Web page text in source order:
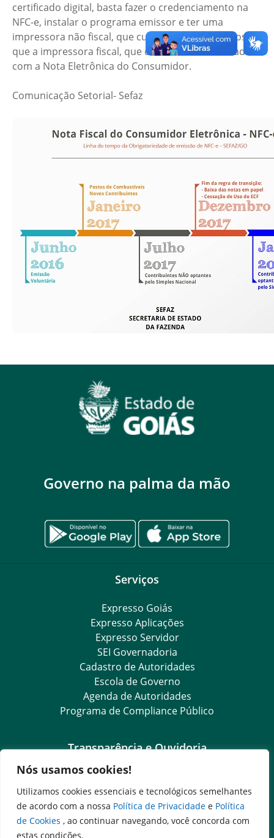
Nós usamos cookies!
Utilizamos cookies essenciais e tecnológicos semelhantes
de acordo com a nossa Política de Privacidade e Política
de Cookies , ao continuar navegando, você concorda com
estas condições.
certificado digital, basta fazer o credenciamento na
NFC-e, instalar o programa emissor e ter uma
impressora não fiscal, que custa 50% a 90% menos
que a impressora fiscal, que deixará de ser utilizada
com a Nota Eletrônica do Consumidor.
Comunicação Setorial- Sefaz
Governo na palma da mão
Serviços
Expresso Goiás
Expresso Aplicações
Expresso Servidor
SEI Governadoria
Cadastro de Autoridades
Escola de Governo
Agenda de Autoridades
Programa de Compliance Público
Transparência e Ouvidoria
LGPD
Goiás Transparência
Dados Abertos Goiás
SIC – Serviço de Informação ao Cidadão
e-SIC – Serviço Eletrônico de Informação ao Cidadão